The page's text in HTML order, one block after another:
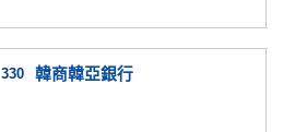
330 韓商韓亞銀行